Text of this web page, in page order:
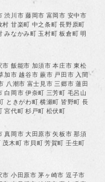
渋川市 藤岡市 富岡市 安中市
甘楽町 中之条町 長野原町
みなかみ町 玉村町 板倉町 明
飯能市 加須市 本庄市 東松
加市 越谷市 蕨市 戸田市 入間
八潮市 富士見市 三郷市 蓮田
白岡市 伊奈町 三芳町 毛呂山
ときがわ町 横瀬町 皆野町 長
宮代町 杉戸町 松伏町
真岡市 大田原市 矢板市 那須
木町 市貝町 芳賀町 壬生町
小田原市 茅ヶ崎市 逗子市